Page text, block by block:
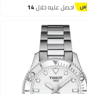
احصل عليه خلال14
اغسطس